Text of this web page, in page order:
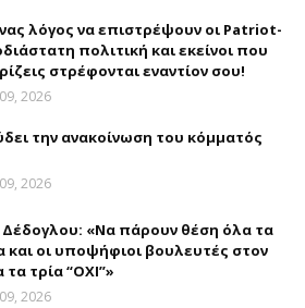
λόγος να επιστρέψουν οι Patriot-
πολιτική και εκείνοι που
στρέφονται εναντίον σου!
2026
την ανακοίνωση του κόμματός
2026
«Να πάρουν θέση όλα τα
και οι υποψήφιοι βουλευτές στον
τα τρία “ΟΧΙ”»
2026